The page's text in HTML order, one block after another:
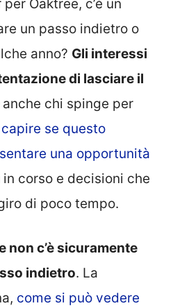
Oaktree, c’è un
un passo indietro o
anno? Gli interessi
di lasciare il
anche chi spinge per
capire se questo
una opportunità
in corso e decisioni che
di poco tempo.
non c’è sicuramente
indietro. La
come si può vedere